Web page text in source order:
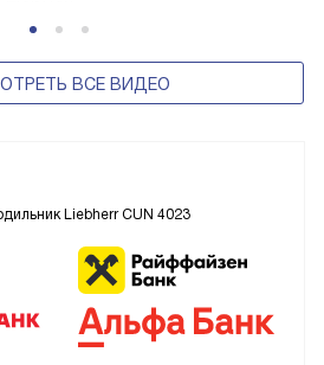
ВСЕ ВИДЕО
Liebherr CUN 4023